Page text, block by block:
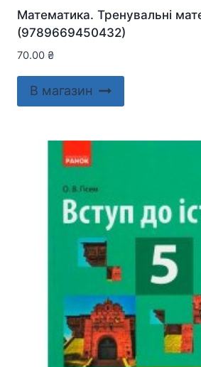
Математика. Тренувальні
(9789669450432)
70.00 ₴
В магазин